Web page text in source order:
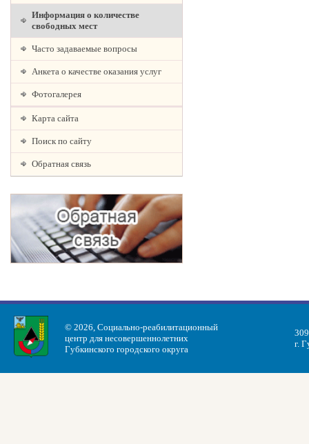
Информация о количестве
свободных мест
Часто задаваемые вопросы
Анкета о качестве оказания услуг
Фотогалерея
Карта сайта
Поиск по сайту
Обратная связь
© 2026, Социально-реабилитационный
центр для несовершеннолетних
Губкинского городского округа
г.